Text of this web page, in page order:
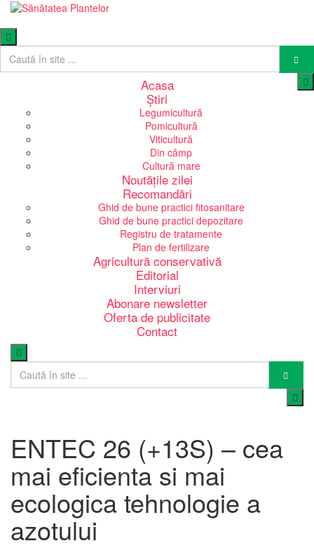
Acasa
Știri
Legumicultură
Pomicultură
Viticultură
Din câmp
Cultură mare
Noutățile zilei
Recomandări
Ghid de bune practici fitosanitare
Ghid de bune practici depozitare
Registru de tratamente
Plan de fertilizare
Agricultură conservativă
Editorial
Interviuri
Abonare newsletter
Oferta de publicitate
Contact
ENTEC 26 (+13S) – cea
mai eficienta si mai
ecologica tehnologie a
azotului